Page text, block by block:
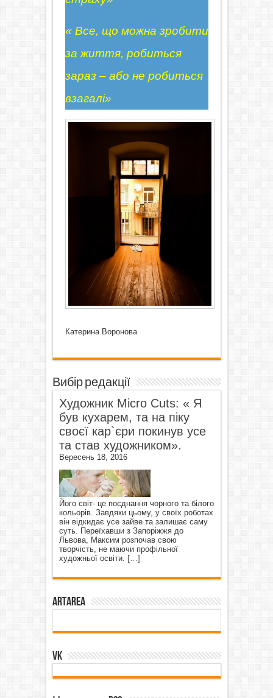
« Все, що можна зробити
за життя, робиться
зараз – або не робиться
взагалі»
Катерина Воронова
Вибір редакції
Художник Micro Cuts: « Я
був кухарем, та на піку
своєї кар`єри покинув усе
та став художником».
Вересень 18, 2016
Його світ- це поєднання чорного та білого
кольорів. Завдяки цьому, у своїх роботах
він відкидає усе зайве та залишає саму
суть. Переїхавши з Запоріжжя до
Львова, Максим розпочав свою
творчість, не маючи профільної
художньої освіти. […]
ArtArea
VK